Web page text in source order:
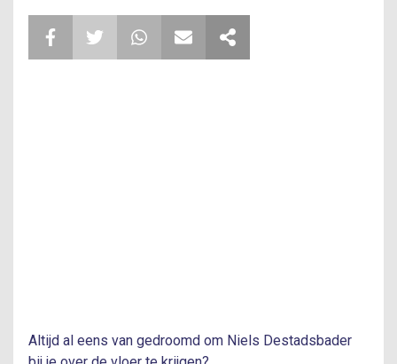
Altijd al eens van gedroomd om Niels Destadsbader